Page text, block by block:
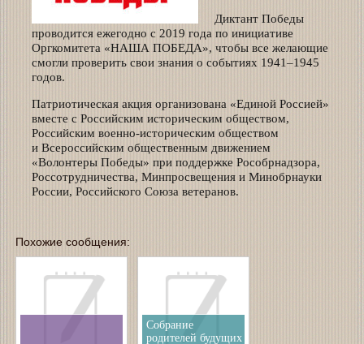
Диктант Победы
проводится ежегодно с 2019 года по инициативе
Оргкомитета «НАША ПОБЕДА», чтобы все желающие
смогли проверить свои знания о событиях 1941–1945
годов.
Патриотическая акция организована «Единой Россией»
вместе с Российским историческим обществом,
Российским военно-историческим обществом
и Всероссийским общественным движением
«Волонтеры Победы» при поддержке Рособрнадзора,
Россотрудничества, Минпросвещения и Минобрнауки
России, Российского Союза ветеранов.
Похожие сообщения:
Собрание
родителей будущих